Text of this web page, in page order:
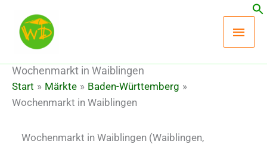
Inhalt
springen
Wochenmarkt in Waiblingen
Start Märkte
Baden-Württemberg
Wochenmarkt in Waiblingen
Wochenmarkt in Waiblingen (Waiblingen,